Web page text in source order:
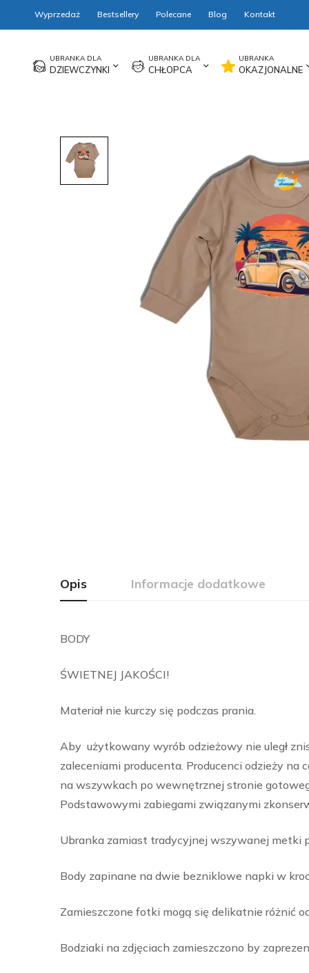
Wyprzedaż Bestsellery Polecane Blog Kontakt
DZIEWCZYNKI CHŁOPCA OKAZJONALNE
Opis Informacje dodatkowe
BODY
ŚWIETNEJ JAKOŚCI!
Materiał nie kurczy się podczas prania.
Aby użytkowany wyrób odzieżowy nie uległ
zaleceniami producenta. Producenci odzieży
na wszywkach po wewnętrznej stronie
Podstawowymi zabiegami związanymi
Ubranka zamiast tradycyjnej wszywanej metki
Body zapinane na dwie bezniklowe napki w
Zamieszczone fotki mogą się delikatnie różnić
Bodziaki na zdjęciach zamieszczono by